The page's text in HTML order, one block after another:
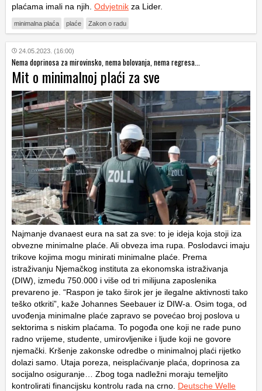
plaćama imali na njih. Odvjetnik za Lider.
minimalna plaća plaće Zakon o radu
24.05.2023. (16:00)
Nema doprinosa za mirovinsko, nema bolovanja, nema regresa...
Mit o minimalnoj plaći za sve
Najmanje dvanaest eura na sat za sve: to je ideja koja stoji iza
obvezne minimalne plaće. Ali obveza ima rupa. Poslodavci imaju
trikove kojima mogu minirati minimalne plaće. Prema
istraživanju Njemačkog instituta za ekonomska istraživanja
(DIW), između 750.000 i više od tri milijuna zaposlenika
prevareno je. “Raspon je tako širok jer je ilegalne aktivnosti tako
teško otkriti”, kaže Johannes Seebauer iz DIW-a. Osim toga, od
uvođenja minimalne plaće zapravo se povećao broj poslova u
sektorima s niskim plaćama. To pogođa one koji ne rade puno
radno vrijeme, studente, umirovljenike i ljude koji ne govore
njemački. Kršenje zakonske odredbe o minimalnoj plaći rijetko
dolazi samo. Utaja poreza, neisplaćivanje plaća, doprinosa za
socijalno osiguranje… Zbog toga nadležni moraju temeljito
kontrolirati financijsku kontrolu rada na crno. Deutsche Welle